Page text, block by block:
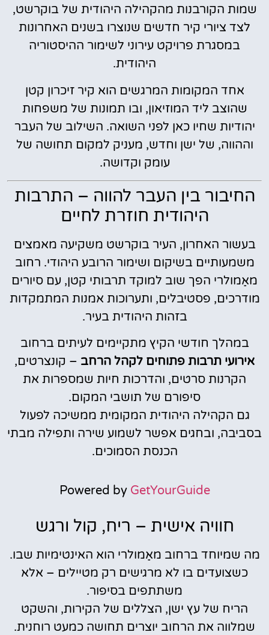
שמות הקורבנות מהקהילה היהודית של בוקרשט,
לצד ציורי קיר חדשים שנוצרו בשנים האחרונות
במסגרת פרויקט עירוני לשימור ההיסטוריה
היהודית.
אחד המקומות המרגשים הוא קיר זיכרון קטן
שהוצב ליד המוזיאון, ובו תמונות של משפחות
יהודיות שחיו כאן לפני השואה. השילוב של העבר
וההווה, של ישן וחדש, מעניק למקום תחושה של
עומק וקדושה.
החיבור בין העבר להווה – התרבות
היהודית חוזרת לחיים
בעשור האחרון, העיר בוקרשט משקיעה מאמצים
משמעותיים בשיקום ושימור הרובע היהודי. רחוב
מאַמולרי הפך שוב למוקד תרבותי קטן, עם סיורים
מודרכים, פסטיבלים, ותערוכות אמנות המתמקדות
בזהות היהודית בעיר.
במהלך חודשי הקיץ מתקיימים לעיתים ברחוב
אירועי תרבות פתוחים לקהל הרחב – קונצרטים,
הקרנות סרטים, והדרכות חיות שמספרות את
סיפורם של תושבי המקום.
גם הקהילה היהודית המקומית ממשיכה לפעול
בסביבה, ובחגים אפשר לשמוע שירה ותפילה מבתי
הכנסת הסמוכים.
Powered by GetYourGuide
חוויה אישית – ריח, קול ורגש
מה שמיוחד ברחוב מאַמולרי הוא האינטימיות שבו.
כשצועדים בו לא מרגישים רק מטיילים – אלא
משתתפים בסיפור.
הריח של עץ ישן, הצללים של הקירות, והשקט
שמלווה את הרחוב יוצרים תחושה כמעט רוחנית.